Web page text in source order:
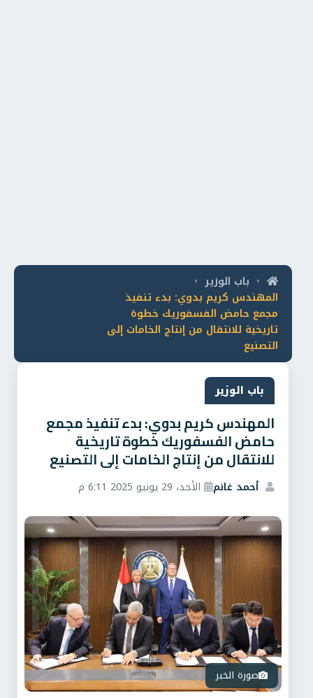
• باب الوزير •
المهندس كريم بدوي: بدء تنفيذ
مجمع حامض الفسفوريك خطوة
تاريخية للانتقال من إنتاج الخامات إلى
التصنيع
باب الوزير
المهندس كريم بدوي: بدء تنفيذ مجمع
حامض الفسفوريك خطوة تاريخية
للانتقال من إنتاج الخامات إلى التصنيع
أحمد غانم الأحد، 29 يونيو 2025 6:11 م
صورة الخبر